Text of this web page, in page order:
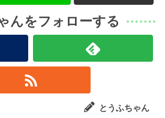
んをフォローする
とうふちゃん